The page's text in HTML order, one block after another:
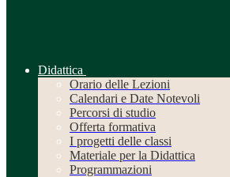
Didattica
Orario delle Lezioni
Calendari e Date Notevoli
Percorsi di studio
Offerta formativa
I progetti delle classi
Materiale per la Didattica
Programmazioni